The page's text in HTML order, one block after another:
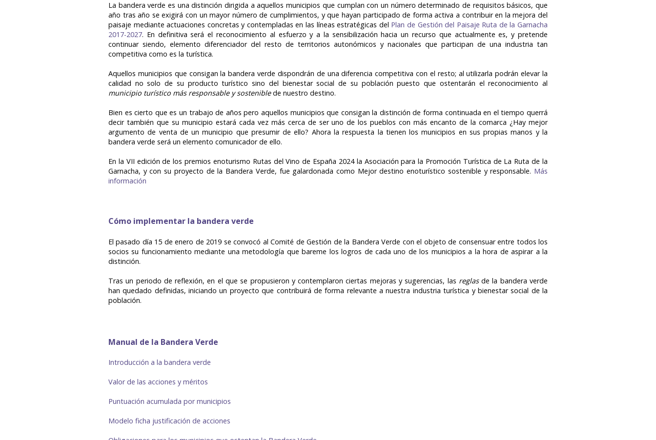
La bandera verde es una distinción dirigida a aquellos municipios que cumplan con un número determinado de requisitos básicos, que
año tras año se exigirá con un mayor número de cumplimientos, y que hayan participado de forma activa a contribuir en la mejora del
paisaje mediante actuaciones concretas y contempladas en las líneas estratégicas del Plan de Gestión del Paisaje Ruta de la Garnacha
2017-2027. En definitiva será el reconocimiento al esfuerzo y a la sensibilización hacia un recurso que actualmente es, y pretende
continuar siendo, elemento diferenciador del resto de territorios autonómicos y nacionales que participan de una industria tan
competitiva como es la turística.
Aquellos municipios que consigan la bandera verde dispondrán de una diferencia competitiva con el resto; al utilizarla podrán elevar la
calidad no solo de su producto turístico sino del bienestar social de su población puesto que ostentarán el reconocimiento al
municipio turístico más responsable y sosteniblede nuestro destino.
Bien es cierto que es un trabajo de años pero aquellos municipios que consigan la distinción de forma continuada en el tiempo querrá
decir también que su municipio estará cada vez más cerca de ser uno de los pueblos con más encanto de la comarca ¿Hay mejor
argumento de venta de un municipio que presumir de ello? Ahora la respuesta la tienen los municipios en sus propias manos y la
bandera verde será un elemento comunicador de ello.
En la VII edición de los premios enoturismo Rutas del Vino de España 2024 la Asociación para la Promoción Turística de La Ruta de la
Garnacha, y con su proyecto de la Bandera Verde, fue galardonada como Mejor destino enoturístico sostenible y responsable. Más
información
Cómo implementar la bandera verde
El pasado día 15 de enero de 2019 se convocó al Comité de Gestión de la Bandera Verde con el objeto de consensuar entre todos los
socios su funcionamiento mediante una metodología que bareme los logros de cada uno de los municipios a la hora de aspirar a la
distinción.
Tras un periodo de reflexión, en el que se propusieron y contemplaron ciertas mejoras y sugerencias, las reglasde la bandera verde
han quedado definidas, iniciando un proyecto que contribuirá de forma relevante a nuestra industria turística y bienestar social de la
población.
Manual de la Bandera Verde
Introducción a la bandera verde
Valor de las acciones y méritos
Puntuación acumulada por municipios
Modelo ficha justificación de acciones